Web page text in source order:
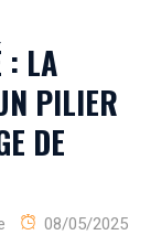
: LA
PILIER
DE
08/05/2025